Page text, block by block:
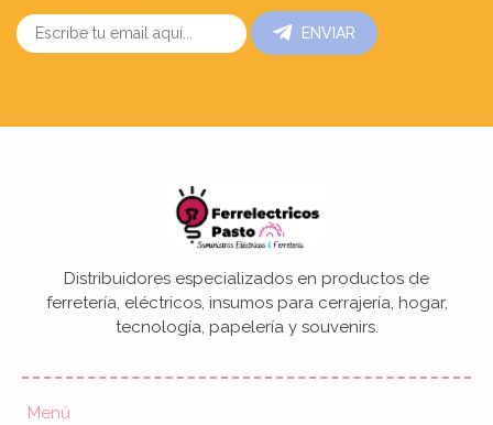
ENVIAR
Distribuidores especializados en productos de
ferretería, eléctricos, insumos para cerrajería, hogar,
tecnología, papelería y souvenirs.
Menú